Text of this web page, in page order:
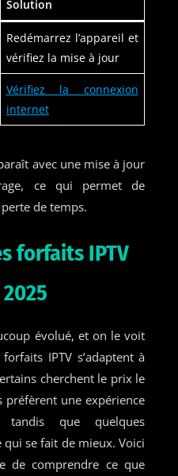
Solution
Redémarrez l’appareil et
vérifiez la mise à jour
Vérifiez la connexion
internet
avec une mise à jour
ce qui permet de
de temps.
forfaits IPTV
évolué, et on le voit
IPTV s’adaptent à
cherchent le prix le
préfèrent une expérience
que quelques
se fait de mieux. Voici
de comprendre ce que